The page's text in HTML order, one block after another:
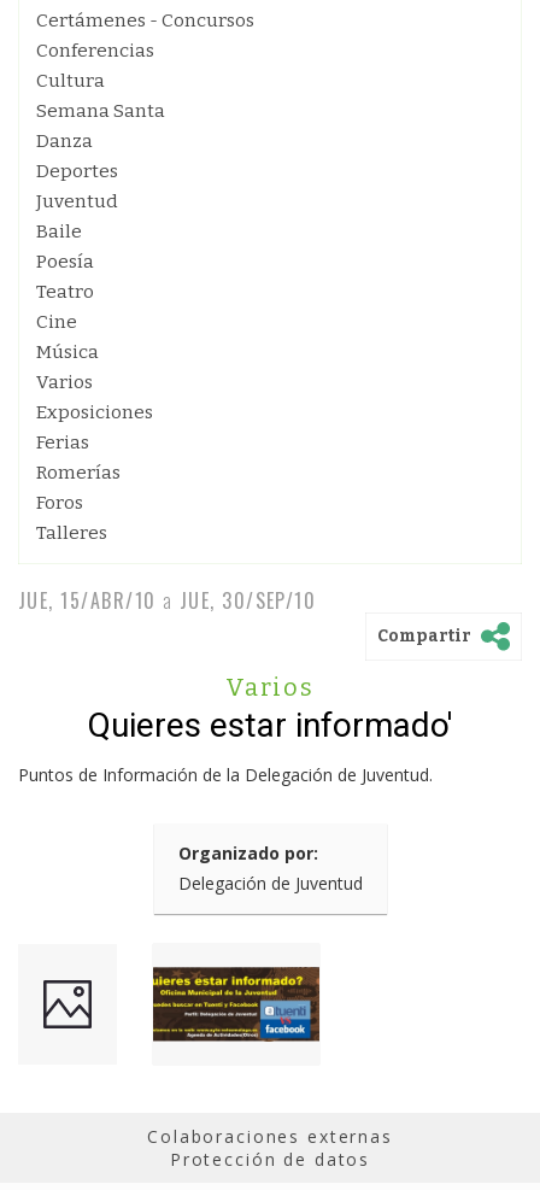
Certámenes - Concursos
Conferencias
Cultura
Semana Santa
Danza
Deportes
Juventud
Baile
Poesía
Teatro
Cine
Música
Varios
Exposiciones
Ferias
Romerías
Foros
Talleres
JUE, 15/ABR/10 a JUE, 30/SEP/10
Compartir
Varios
Quieres estar informado'
Puntos de Información de la Delegación de Juventud.
Organizado por:
Delegación de Juventud
Colaboraciones externas
Protección de datos